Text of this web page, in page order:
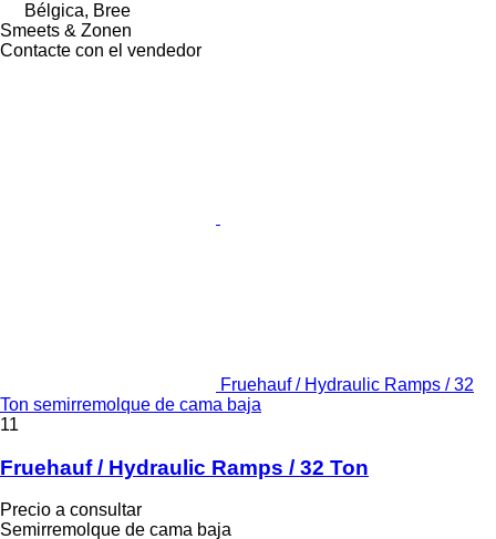
Bélgica, Bree
Smeets & Zonen
Contacte con el vendedor
Fruehauf / Hydraulic Ramps / 32
Ton semirremolque de cama baja
11
Fruehauf / Hydraulic Ramps / 32 Ton
Precio a consultar
Semirremolque de cama baja